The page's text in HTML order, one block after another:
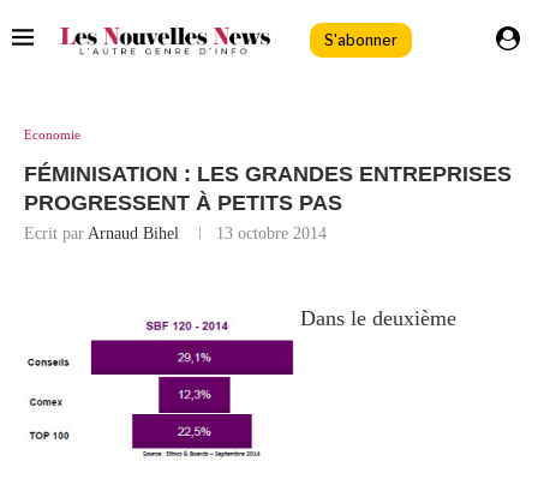
S'abonner
Economie
FÉMINISATION : LES GRANDES ENTREPRISES
PROGRESSENT À PETITS PAS
Ecrit par Arnaud Bihel 13 octobre 2014
Dans le deuxième